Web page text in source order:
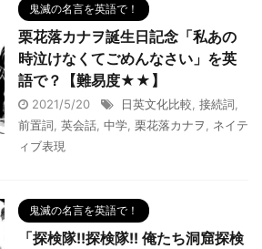
鬼滅の名言を英語で！
栗花落カナヲ誕生日記念「私あの
時泣けなくてごめんなさい」を英
語で？【難易度★★】
2021/5/20 日英文化比較 接続詞
前置詞 英会話 中学 栗花落カナヲ
ネイテ
ィブ表現
鬼滅の名言を英語で！
「探検隊!!探検隊!! 俺たち洞窟探検